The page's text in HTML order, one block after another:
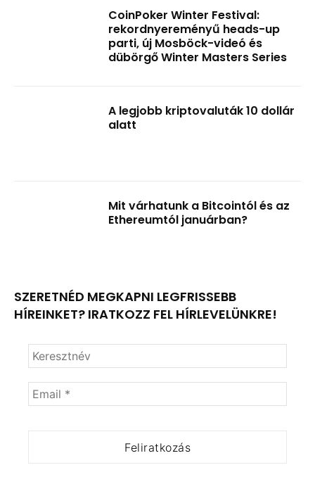
CoinPoker Winter Festival:
rekordnyereményű heads-up
parti, új Mosböck-videó és
dübörgő Winter Masters Series
A legjobb kriptovaluták 10 dollár
alatt
Mit várhatunk a Bitcointól és az
Ethereumtól januárban?
SZERETNÉD MEGKAPNI LEGFRISSEBB
HÍREINKET? IRATKOZZ FEL HÍRLEVELÜNKRE!